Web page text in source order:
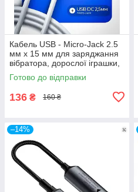
Кабель USB - Micro-Jack 2.5
мм x 15 мм для заряджання
вібратора, дорослої іграшки,
телефона, плеєра,
масажера, навушників
Готово до відправки
136 ₴ 160 ₴
–14%